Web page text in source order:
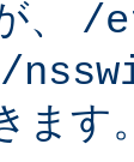
、 /
ます。